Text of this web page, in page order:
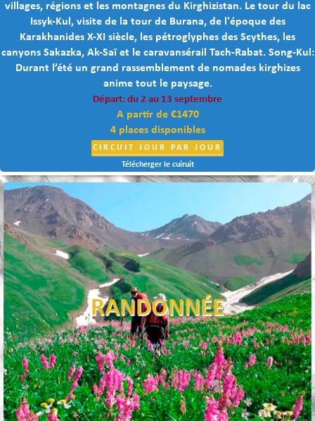
villages, régions et les montagnes du Kirghizistan. Le tour du lac
Issyk-Kul, visite de la tour de Burana, de l'époque des
Karakhanides X-XI siècle, les pétroglyphes des Scythes, les
canyons Sakazka, Ak-Saï et le caravansérail Tach-Rabat. Song-Kul:
Durant l’été un grand rassemblement de nomades kirghizes
anime tout le paysage.
Départ: du 2 au 13 septembre
A partir de €1470
4 places disponibles
CIRCUIT JOUR PAR JOUR
Télécherger le cuiruit
RANDONNÉE